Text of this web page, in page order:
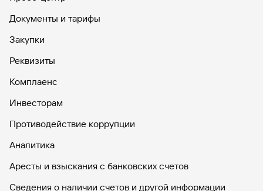
Документы и тарифы
Закупки
Реквизиты
Комплаенс
Инвесторам
Противодействие коррупции
Аналитика
Аресты и взыскания с банковских счетов
Сведения о наличии счетов и другой информации